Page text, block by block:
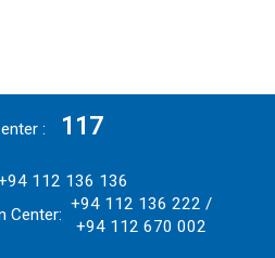
117
112 136 136
Center:
+94 112 136 222 /
+94 112 670 002